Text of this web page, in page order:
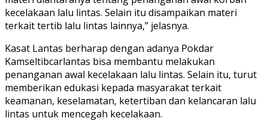
kecelakaan lalu lintas. Selain itu disampaikan materi
terkait tertib lalu lintas lainnya,” jelasnya.
Kasat Lantas berharap dengan adanya Pokdar
Kamseltibcarlantas bisa membantu melakukan
penanganan awal kecelakaan lalu lintas. Selain itu, turut
memberikan edukasi kepada masyarakat terkait
keamanan, keselamatan, ketertiban dan kelancaran lalu
lintas untuk mencegah kecelakaan.